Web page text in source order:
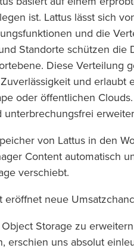
ist. Lattus lässt sich
und die
Standorte schützen die
Diese Verteilung
und erlaubt
oder öffentlichen
unterbrechungsfrei
von Lattus in den
Content automatisch
verschiebt.
eröffnet neue
Storage zu
erschien uns absolut